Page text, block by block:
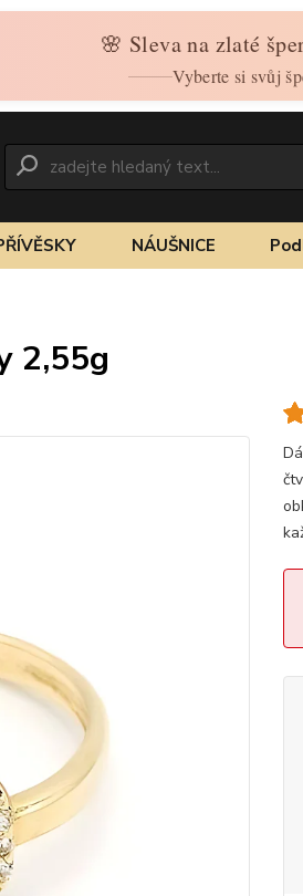
🌸 Sleva na zlaté
Vyberte si svůj
NÁUŠNICE
2,55g